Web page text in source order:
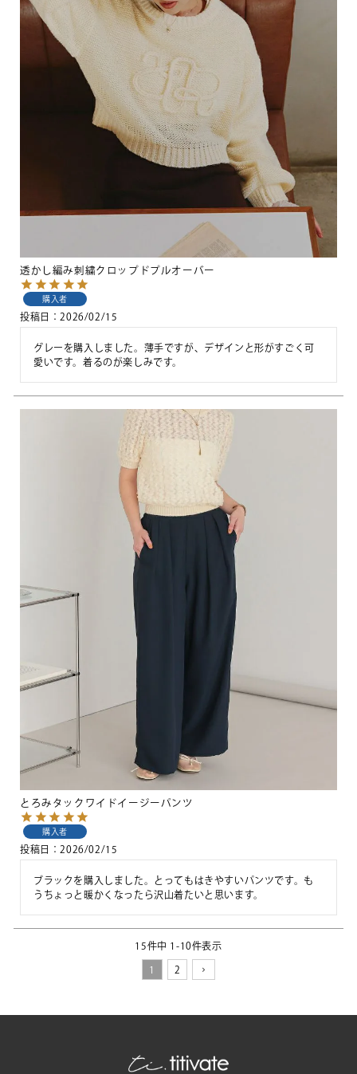
透かし編み刺繍クロップドプルオーバー
購入者
投稿日 2026/02/15
グレーを購入しました。薄手ですが、デザインと形がすごく可
愛いです。着るのが楽しみです。
とろみタックワイドイージーパンツ
購入者
投稿日 2026/02/15
ブラックを購入しました。とってもはきやすいパンツです。も
うちょっと暖かくなったら沢山着たいと思います。
15件中 1 -10件表示
1 2